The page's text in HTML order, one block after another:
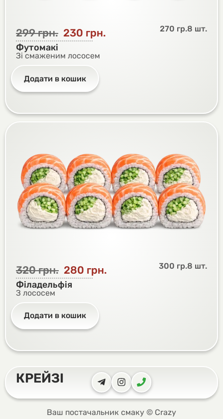
299грн. 230 грн. 270 гр.8 шт.
Футомакі
Зі смаженим лососем
Додати в кошик
320грн. 280 грн. 300 гр.8 шт.
Філадельфія
З лососем
Додати в кошик
КРЕЙЗІ
Ваш постачальник смаку © Crazy